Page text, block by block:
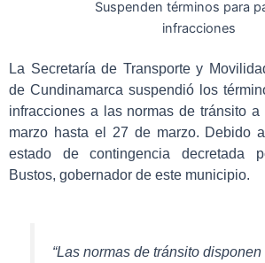
Suspenden términos para
infracciones
La Secretaría de Transporte y
de Cundinamarca suspendió los
infracciones a las normas de tránsito
marzo hasta el 27 de marzo. Debido
estado de contingencia decretada
Bustos, gobernador de este municipio.
“Las normas de tránsito